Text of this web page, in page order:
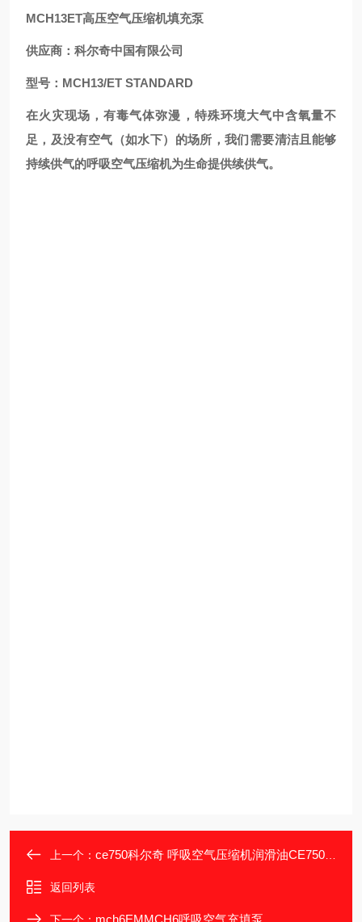
MCH13ET高压空气压缩机填充泵
供应商：科尔奇中国有限公司
型号：MCH13/ET STANDARD
在火灾现场，有毒气体弥漫，特殊环境大气中含氧量不
足，及没有空气（如水下）的场所，我们需要清洁且能够
持续供气的呼吸空气压缩机为生命提供续供气。
上一个： ce750科尔奇 呼吸空气压缩机润滑油CE750产品说明
返回列表
mch6EMMCH6呼吸空气充填泵